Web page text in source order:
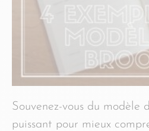
Souvenez-vous du modèle
puissant pour mieux